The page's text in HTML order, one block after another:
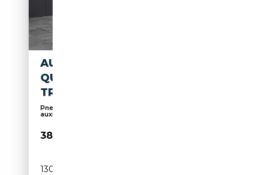
AUDI S6 AVANT 4.0 TFSI
QUATTRO/AHK/STANDHZ/MA
TRIX/360
Pneus été, Suspension sport, Chauffage
auxiliaire,...
38 000€
130 500 km